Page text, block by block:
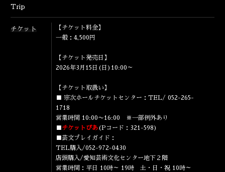
Trip
チケット
【チケット料金】
一般：4,500円
【チケット発売日】
2026年3月15日(日)10:00～
【チケット取扱い】
■ 宗次ホールチケットセンター：TEL/ 052-265-
1718
営業時間 10:00〜16:00 ※一部例外あり
■チケットぴあ(Pコード：321-598)
■芸文プレイガイド：
TEL購入/052-972-0430
店頭購入/愛知芸術文化センター地下２階
営業時間：平日 10時～ 19時 土・日・祝 10時～